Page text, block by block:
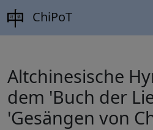
ChiPoT
Altchinesische
dem 'Buch der
'Gesängen von